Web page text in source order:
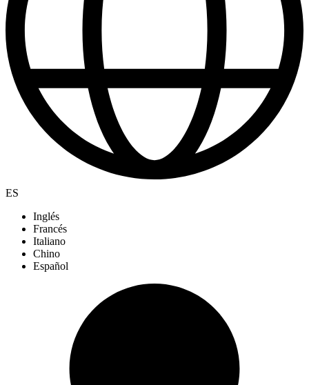
ES
Inglés
Francés
Italiano
Chino
Español